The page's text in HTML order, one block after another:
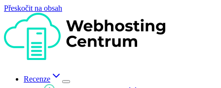
Přeskočit na obsah
Recenze